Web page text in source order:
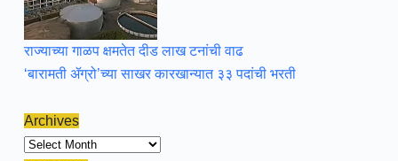
राज्याच्या गाळप क्षमतेत दीड लाख टनांची वाढ
‘बारामती ॲग्रो’च्या साखर कारखान्यात ३३ पदांची भरती
Archives
Archives